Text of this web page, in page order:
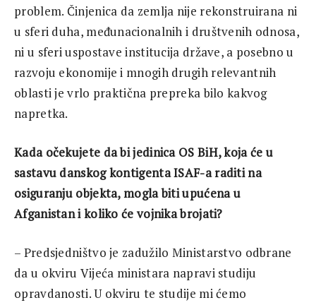
problem. Činjenica da zemlja nije rekonstruirana ni
u sferi duha, međunacionalnih i društvenih odnosa,
ni u sferi uspostave institucija države, a posebno u
razvoju ekonomije i mnogih drugih relevantnih
oblasti je vrlo praktična prepreka bilo kakvog
napretka.
Kada očekujete da bi jedinica OS BiH, koja će u
sastavu danskog kontigenta ISAF-a raditi na
osiguranju objekta, mogla biti upućena u
Afganistan i koliko će vojnika brojati?
– Predsjedništvo je zadužilo Ministarstvo odbrane
da u okviru Vijeća ministara napravi studiju
opravdanosti. U okviru te studije mi ćemo